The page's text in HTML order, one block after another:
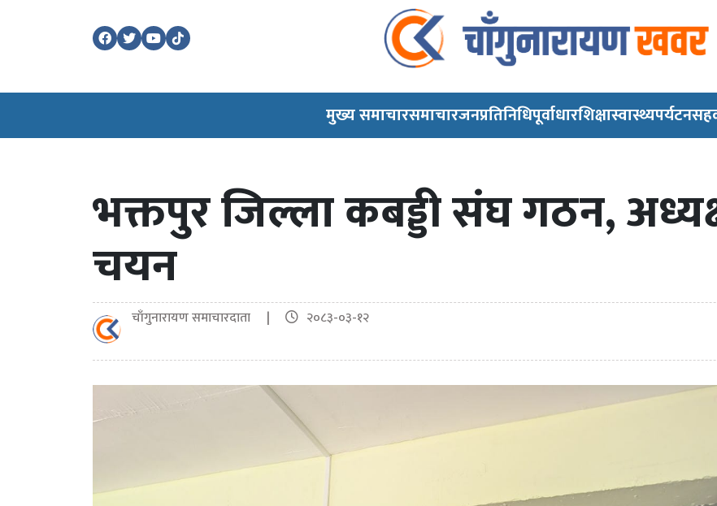
मुख्य समाचारसमाचारजनप्रतिनिधिपूर्वाधारशिक्षास्वास्थ्यपर्यटन
भक्तपुर जिल्ला कबड्डी संघ गठन,
चयन
चाँगुनारायण समाचारदाता | २०८३-०३-१२